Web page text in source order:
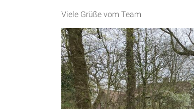
Viele Grüße vom Team